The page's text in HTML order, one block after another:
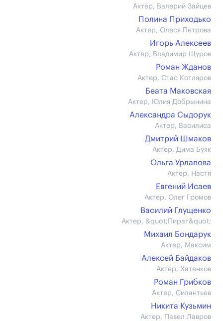
Актер, Валерий Зайцев
Полина Приходько
Актер, Олеся Петрова
Игорь Алексеев
Актер, Владимир Щуров
Роман Жданов
Актер, Стас Котляров
Беата Маковская
Актер, Юлия Добрынина
Александра Сыдорук
Актер, Василиса
Дмитрий Шмаков
Актер, Дима Буяк
Ольга Урлапова
Актер, Настя
Евгений Исаев
Актер, Олег Громов
Василий Глущенко
Актер, &quot;Пират&quot;
Михаил Бондарук
Актер, Максим
Алексей Байдаков
Актер, Хатенков
Роман Грибков
Актер, Силантьев
Никита Кузьмин
Актер, Павел Лавров